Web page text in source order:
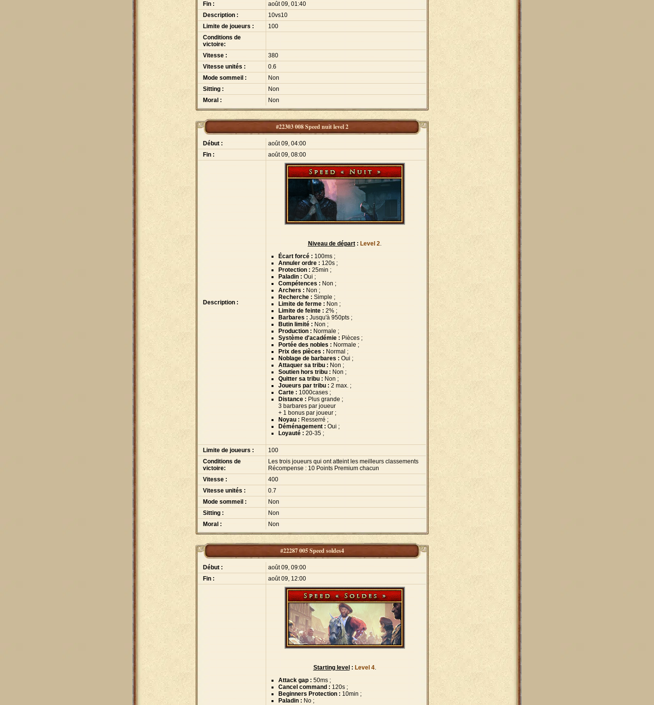
Fin :
août 09, 01:40
Description :
10vs10
Limite de joueurs :
100
Conditions de
victoire:
Vitesse :
380
Vitesse unités :
0.6
Mode sommeil :
Non
Sitting :
Non
Moral :
Non
#22303 008 Speed nuit level 2
Début :
août 09, 04:00
Fin :
août 09, 08:00
Description :
Niveau de départ: Level 2.
Écart forcé : 100ms ;
Annuler ordre : 120s ;
Protection : 25min ;
Paladin : Oui ;
Compétences : Non ;
Archers : Non ;
Recherche : Simple ;
Limite de ferme : Non ;
Limite de feinte : 2% ;
Barbares : Jusqu'à 950pts ;
Butin limité : Non ;
Production : Normale ;
Système d'académie : Pièces ;
Portée des nobles : Normale ;
Prix des pièces : Normal ;
Noblage de barbares : Oui ;
Attaquer sa tribu : Non ;
Soutien hors tribu : Non ;
Quitter sa tribu : Non ;
Joueurs par tribu : 2 max. ;
Carte : 1000cases ;
Distance : Plus grande ;
3 barbares par joueur
+ 1 bonus par joueur ;
Noyau : Resserré ;
Déménagement : Oui ;
Loyauté : 20-35 ;
Limite de joueurs :
100
Conditions de
victoire:
Les trois joueurs qui ont atteint les meilleurs classements
Récompense : 10 Points Premium chacun
Vitesse :
400
Vitesse unités :
0.7
Mode sommeil :
Non
Sitting :
Non
Moral :
Non
#22287 005 Speed soldes4
Début :
août 09, 09:00
Fin :
août 09, 12:00
Starting level : Level 4.
Attack gap : 50ms ;
Cancel command : 120s ;
Beginners Protection : 10min ;
Paladin : No ;